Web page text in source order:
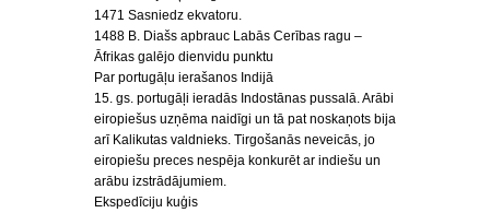
1471 Sasniedz ekvatoru.
1488 B. Diašs apbrauc Labās Cerības ragu –
Āfrikas galējo dienvidu punktu
Par portugāļu ierašanos Indijā
15. gs. portugāļi ieradās Indostānas pussalā. Arābi
eiropiešus uzņēma naidīgi un tā pat noskaņots bija
arī Kalikutas valdnieks. Tirgošanās neveicās, jo
eiropiešu preces nespēja konkurēt ar indiešu un
arābu izstrādājumiem.
Ekspedīciju kuģis